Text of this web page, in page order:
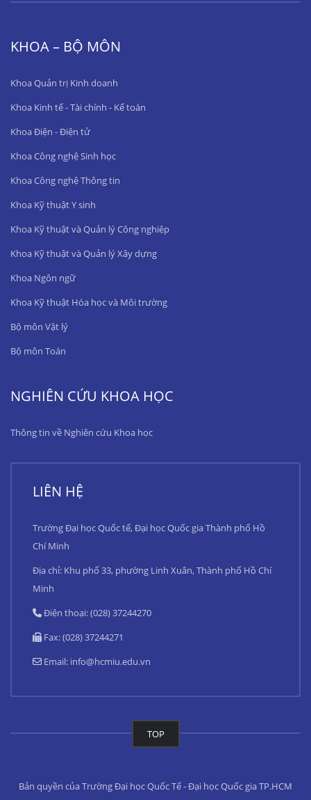
KHOA – BỘ MÔN
Khoa Quản trị Kinh doanh
Khoa Kinh tế - Tài chính - Kế toán
Khoa Điện - Điện tử
Khoa Công nghệ Sinh học
Khoa Công nghệ Thông tin
Khoa Kỹ thuật Y sinh
Khoa Kỹ thuật và Quản lý Công nghiệp
Khoa Kỹ thuật và Quản lý Xây dựng
Khoa Ngôn ngữ
Khoa Kỹ thuật Hóa học và Môi trường
Bộ môn Vật lý
Bộ môn Toán
NGHIÊN CỨU KHOA HỌC
Thông tin về Nghiên cứu Khoa học
LIÊN HỆ
Trường Đại học Quốc tế, Đại học Quốc gia Thành phố Hồ
Chí Minh
Địa chỉ: Khu phố 33, phường Linh Xuân, Thành phố Hồ Chí
Minh
Điện thoại: (028) 37244270
Fax: (028) 37244271
Email: info@hcmiu.edu.vn
TOP
Bản quyền của Trường Đại học Quốc Tế - Đại học Quốc gia TP.HCM